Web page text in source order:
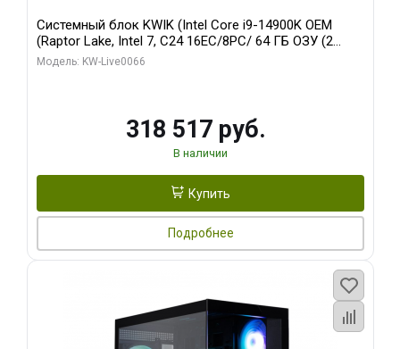
Системный блок KWIK (Intel Core i9-14900K OEM
(Raptor Lake, Intel 7, C24 16EC/8PC/ 64 ГБ ОЗУ (2
модуля)/ Gigabyte RTX5080 XTREME WATERFORCE
Модель: KW-Live0066
318 517 руб.
В наличии
Купить
Подробнее